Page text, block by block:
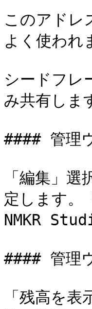
このアドレ
よく使われ
シードフレ
み共有しま
#### 管理
「編集」
定します。
NMKR
#### 管理
「残高を